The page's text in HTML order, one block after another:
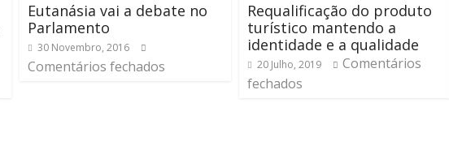
Eutanásia vai a debate no
Parlamento
30 Novembro, 2016
Comentários fechados
Requalificação do produto
turístico mantendo a
identidade e a qualidade
20 Julho, 2019
Comentários
fechados